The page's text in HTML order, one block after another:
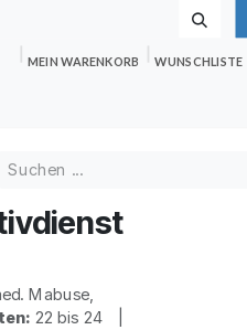
MEIN WARENKORB WUNSCHLISTE
Mabuse,
22 bis 24 |